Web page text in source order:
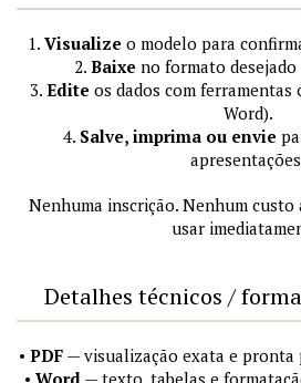
1. Visualize o modelo para
2. Baixe no formato
3. Edite os dados com
Word).
4. Salve, imprima ou envie
Nenhuma inscrição. Nenhum
usar
Detalhes técnicos /
• PDF— visualização exata e pronta
• Word — texto, tabelas e